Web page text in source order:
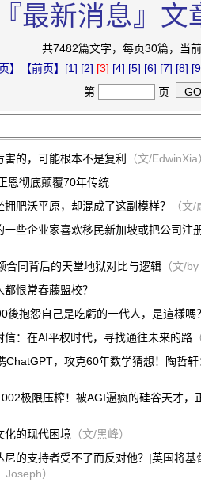
『最新消息』
共7482篇文字，每页30篇，当
】
【前页】 [1] [2] [3] [4] [5] [6] [7] [8]
第
页
害的，可能根本不是复利
（文/EdwinXia
恩彻底颠覆70年传统
拥肥沃平原，却混成了这副模样？
（文
一些企业家喜欢移民新加坡或把公司注
合同背后的天堂地狱对比与逻辑 （文/
恨常春藤盟校？
後抱怨自己是吃虧的一代人，是這樣嗎
信：在AI平权时代，寻找通往未来的路
ChatGPT，攻克60年数学猜想！陶哲
极限压榨！被AGI逼疯的硅谷天才，
化的现代困境 （文/黑峰）
尼的支持者受不了而反对他？|英国将基
Joseph）